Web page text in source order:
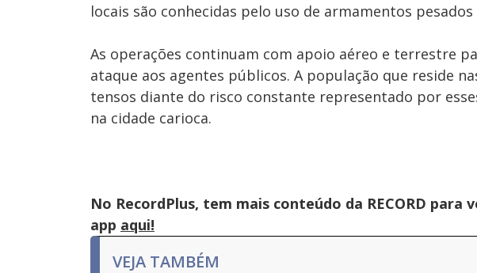
locais são conhecidas pelo uso de armamentos pesados
As operações continuam com apoio aéreo e terrestre
ataque aos agentes públicos. A população que reside
tensos diante do risco constante representado por
na cidade carioca.
No RecordPlus, tem mais conteúdo da RECORD para
app aqui!
VEJA TAMBÉM